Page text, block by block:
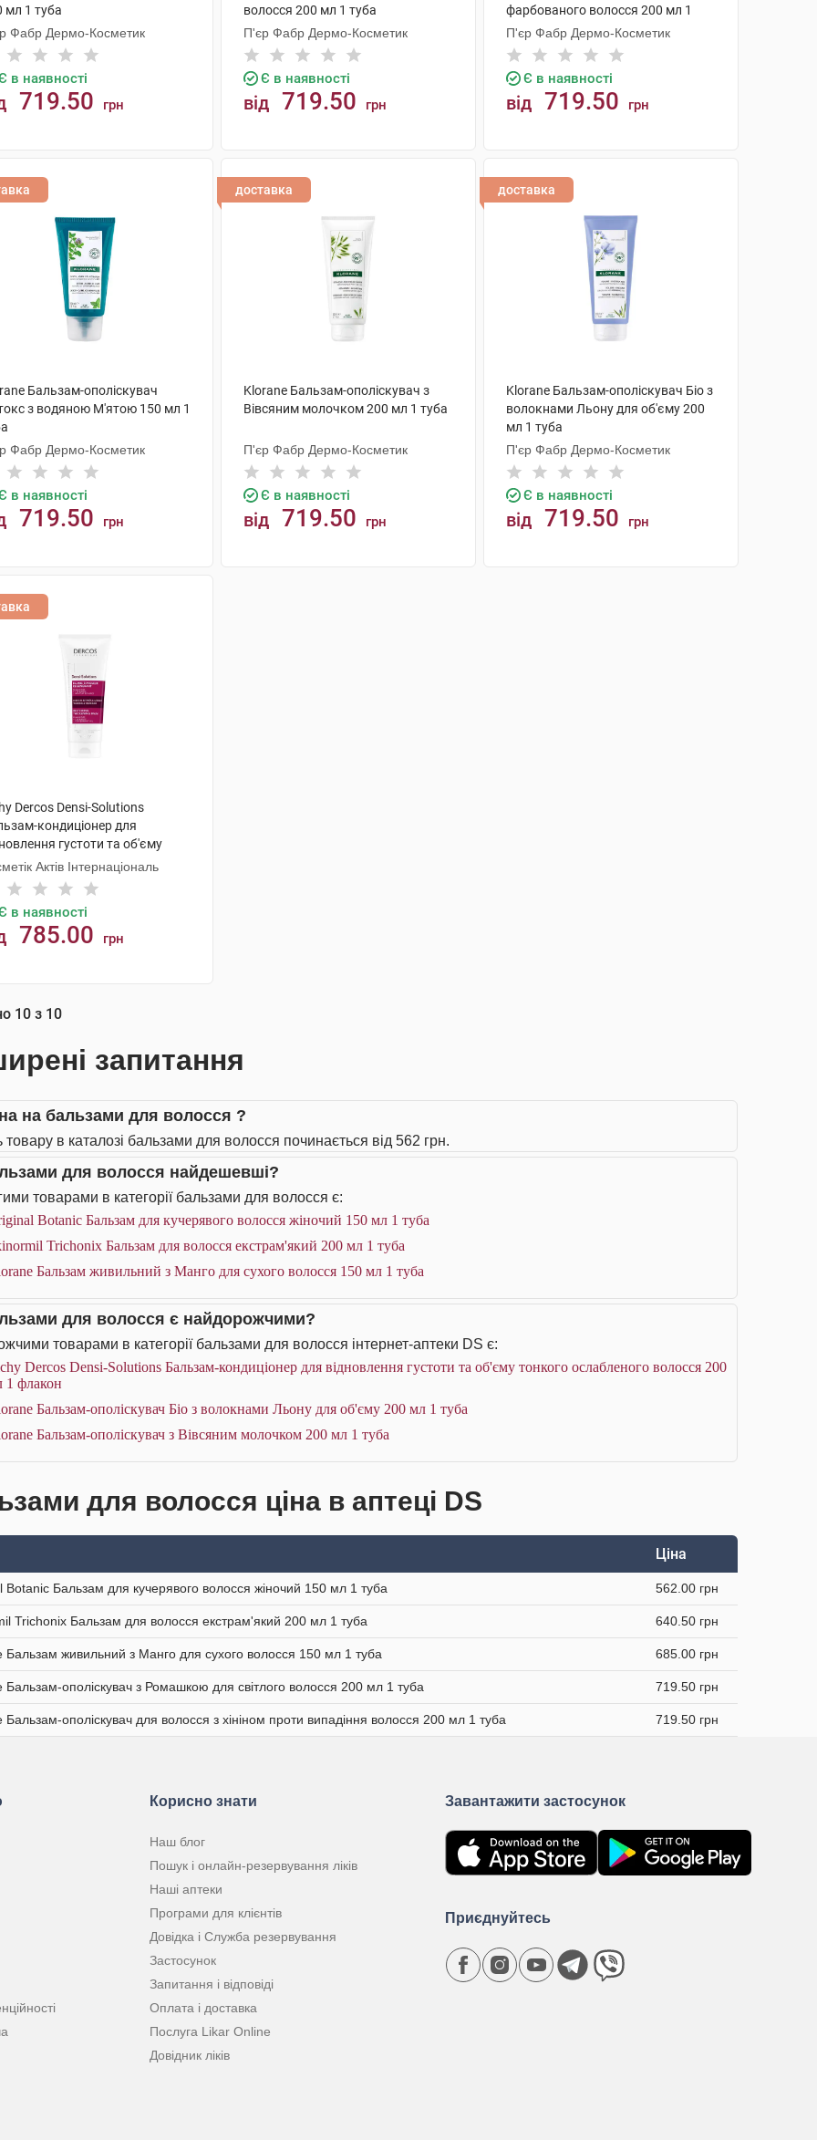
мл 1 туба
Фабр Дермо-Косметик
в наявності
719.50 грн
волосся 200 мл 1 туба
П'єр Фабр Дермо-Косметик
Є в наявності
від 719.50 грн
фарбованого волосся 200 мл 1
туба
П'єр Фабр Дермо-Косметик
Є в наявності
від 719.50 грн
Бальзам-ополіскувач
з водяною М'ятою 150 мл 1
Фабр Дермо-Косметик
в наявності
719.50 грн
доставка
Klorane Бальзам-ополіскувач з
Вівсяним молочком 200 мл 1 туба
П'єр Фабр Дермо-Косметик
Є в наявності
від 719.50 грн
доставка
Klorane Бальзам-ополіскувач Біо з
волокнами Льону для об'єму 200
мл 1 туба
П'єр Фабр Дермо-Косметик
Є в наявності
від 719.50 грн
Dercos Densi-Solutions
кондиціонер для
густоти та об'єму
ослабленого волосся 200
1 флакон
Актів Інтернаціональ
в наявності
785.00 грн
10 з 10
запитання
на бальзами для волосся ?
товару в каталозі бальзами для волосся починається від 562 грн.
для волосся найдешевші?
товарами в категорії бальзами для волосся є:
Botanic Бальзам для кучерявого волосся жіночий 150 мл 1 туба
Trichonix Бальзам для волосся екстрам'який 200 мл 1 туба
Бальзам живильний з Манго для сухого волосся 150 мл 1 туба
для волосся є найдорожчими?
товарами в категорії бальзами для волосся інтернет-аптеки DS є:
Dercos Densi-Solutions Бальзам-кондиціонер для відновлення густоти та об'єму тонкого ослабленого волосся 200
1 флакон
Бальзам-ополіскувач Біо з волокнами Льону для об'єму 200 мл 1 туба
Бальзам-ополіскувач з Вівсяним молочком 200 мл 1 туба
для волосся ціна в аптеці DS
Ціна
Botanic Бальзам для кучерявого волосся жіночий 150 мл 1 туба 562.00 грн
Trichonix Бальзам для волосся екстрам'який 200 мл 1 туба 640.50 грн
Бальзам живильний з Манго для сухого волосся 150 мл 1 туба 685.00 грн
Бальзам-ополіскувач з Ромашкою для світлого волосся 200 мл 1 туба 719.50 грн
Бальзам-ополіскувач для волосся з хініном проти випадіння волосся 200 мл 1 туба 719.50 грн
Корисно знати
Наш блог
Пошук і онлайн-резервування ліків
Наші аптеки
Програми для клієнтів
Довідка і Служба резервування
Застосунок
Запитання і відповіді
Оплата і доставка
Послуга Likar Online
Довідник ліків
Завантажити застосунок
Приєднуйтесь